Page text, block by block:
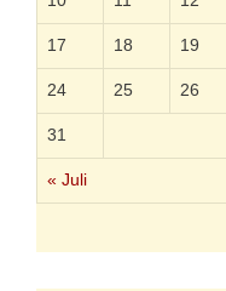
« Juli
17 18 19
24 25 26
31